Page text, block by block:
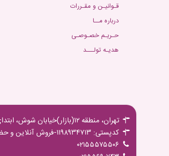
قـوانیـن و مقـررات
درباره مــا
حـریـم خصـوصـی
هدیـه تولـــد
تهران، منطقه ۱۲(بازار)خیابان شوش، ابتدای خ تختی، ک برادران مجیدی،پ ۱۶ ط اول
کدپستی: ۱۱۹۸۹۳۴۷۱۳-فروش آنلاین و حضوری
۰۲۱۵۵۵۷۵۵۰۶